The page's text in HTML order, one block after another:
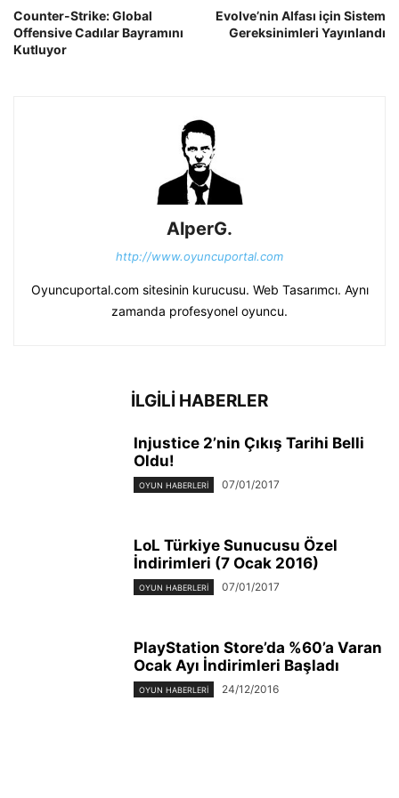
Counter-Strike: Global
Offensive Cadılar Bayramını
Kutluyor
Evolve’nin Alfası için Sistem
Gereksinimleri Yayınlandı
AlperG.
http://www.oyuncuportal.com
Oyuncuportal.com sitesinin kurucusu. Web Tasarımcı. Aynı
zamanda profesyonel oyuncu.
İLGİLİ HABERLER
Injustice 2’nin Çıkış Tarihi Belli
Oldu!
OYUN HABERLERI 07/01/2017
LoL Türkiye Sunucusu Özel
İndirimleri (7 Ocak 2016)
OYUN HABERLERI 07/01/2017
PlayStation Store’da %60’a Varan
Ocak Ayı İndirimleri Başladı
OYUN HABERLERI 24/12/2016